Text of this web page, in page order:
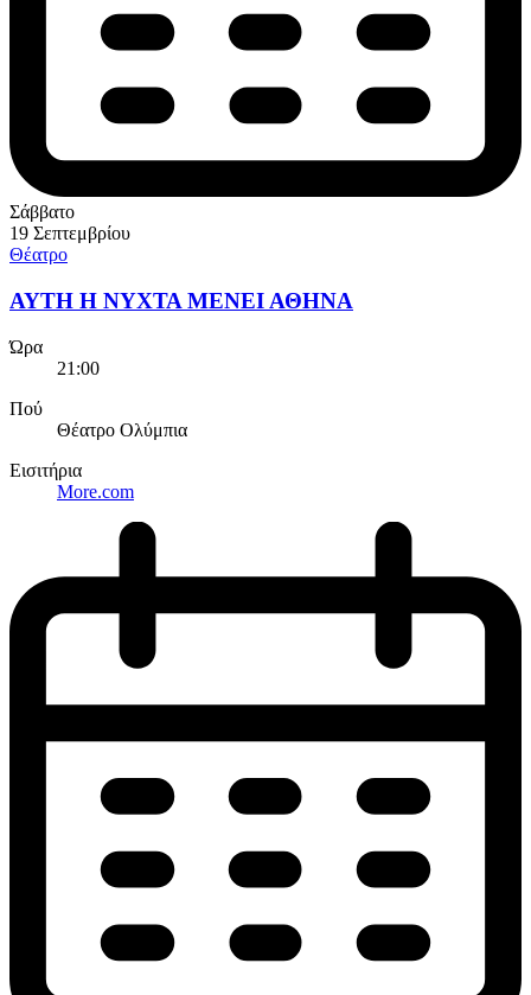
Σάββατο
19 Σεπτεμβρίου
Θέατρο
ΑΥΤΗ Η ΝΥΧΤΑ ΜΕΝΕΙ ΑΘΗΝΑ
Ώρα
21:00
Πού
Θέατρο Ολύμπια
Εισιτήρια
More.com